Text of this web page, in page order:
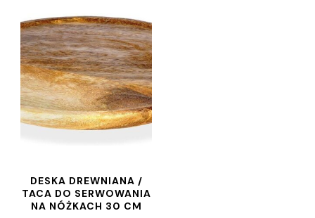
DESKA DREWNIANA /
TACA DO SERWOWANIA
NA NÓŻKACH 30 CM